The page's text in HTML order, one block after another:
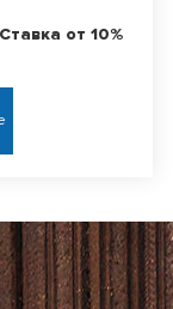
Ставка от 10%